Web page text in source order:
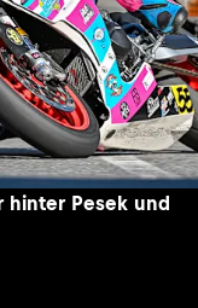
hinter Pesek und